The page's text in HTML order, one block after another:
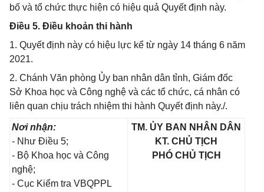
bố và tổ chức thực hiện có hiệu quả Quyết định này.
Điều 5. Điều khoản thi hành
1. Quyết định này có hiệu lực kể từ ngày 14 tháng 6 năm
2021.
2. Chánh Văn phòng Ủy ban nhân dân tỉnh, Giám đốc
Sở Khoa học và Công nghệ và các tổ chức, cá nhân có
liên quan chịu trách nhiệm thi hành Quyết định này./.
Nơi nhận:
- Như Điều 5;
- Bộ Khoa học và Công
nghệ;
- Cục Kiểm tra VBQPPL
TM. ỦY BAN NHÂN DÂN
KT. CHỦ TỊCH
PHÓ CHỦ TỊCH